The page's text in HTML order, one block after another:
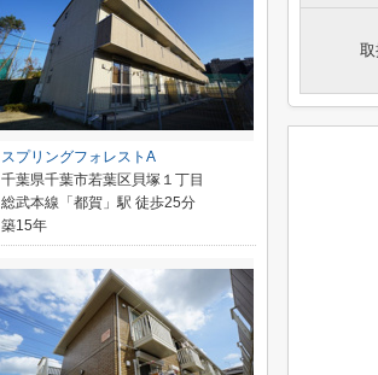
スプリングフォレストA
千葉県千葉市若葉区貝塚１丁目
総武本線「都賀」駅 徒歩25分
築15年